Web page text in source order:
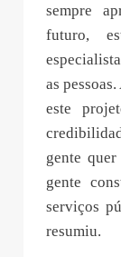
sempre
futuro,
as
este
gente
gente
serviços
resumiu.